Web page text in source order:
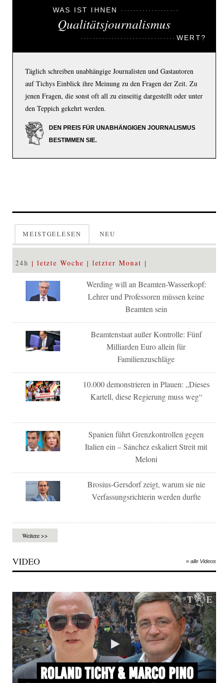
WAS IST IHNEN
Qualitätsjournalismus
WERT?
Täglich schreiben unabhängige Journalisten und Gastautoren
auf Tichys Einblick ihre Meinung zu den Fragen der Zeit. Zu
jenen Fragen, die sonst oft all zu einseitig dargestellt oder unter
den Teppich gekehrt werden.
DEN PREIS FÜR UNABHÄNGIGEN JOURNALISMUS
BESTIMMEN SIE.
MEISTGELESEN NEU
24h letzte Woche letzter Monat
Werding will an Beamten-Wasserkopf:
Lehrer und Professoren müssen keine
Beamten sein
Beamtenstaat außer Kontrolle: Fünf
Milliarden Euro allein für
Familienzuschläge
10.000 demonstrieren in Plauen: „Dieses
Kartell, diese Regierung muss weg“
Spanien führt Grenzkontrollen gegen
Italien ein – Sánchez eskaliert Streit mit
Meloni
Brosius-Gersdorf zeigt, warum sie nie
Verfassungsrichterin werden durfte
Weitere >>
VIDEO » alle Videos